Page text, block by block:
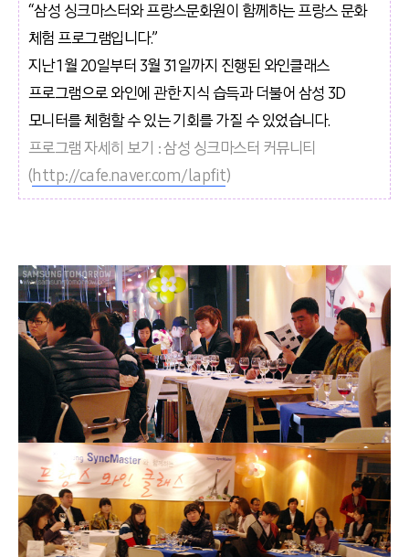
“삼성 싱크마스터와 프랑스문화원이 함께하는 프랑스 문화
체험 프로그램입니다.”
지난 1월 20일부터 3월 31일까지 진행된 와인클래스
프로그램으로 와인에 관한 지식 습득과 더불어 삼성 3D
모니터를 체험할 수 있는 기회를 가질 수 있었습니다.
프로그램 자세히 보기 : 삼성 싱크마스터 커뮤니티
(http://cafe.naver.com/lapfit)